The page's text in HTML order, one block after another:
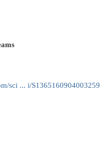
sci ... i/S1365160904003259